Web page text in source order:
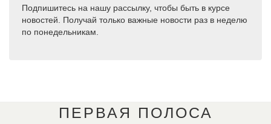
Подпишитесь на нашу рассылку, чтобы быть в курсе
новостей. Получай только важные новости раз в неделю
по понедельникам.
ПЕРВАЯ ПОЛОСА